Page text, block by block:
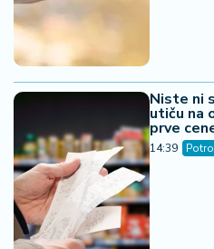
Niste ni
utiču na
prve
14:39